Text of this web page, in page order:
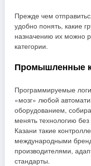
Прежде чем
удобно понять, какие
назначению их можно
категории.
Промышленные
Программируемые
«мозг» любой
оборудованием,
менять технологию
Казани такие
международными
производителями,
стандарты.